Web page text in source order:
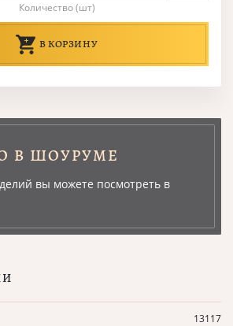
Количество (шт)
В КОРЗИНУ
В ШОУРУМЕ
вы можете посмотреть в
13117